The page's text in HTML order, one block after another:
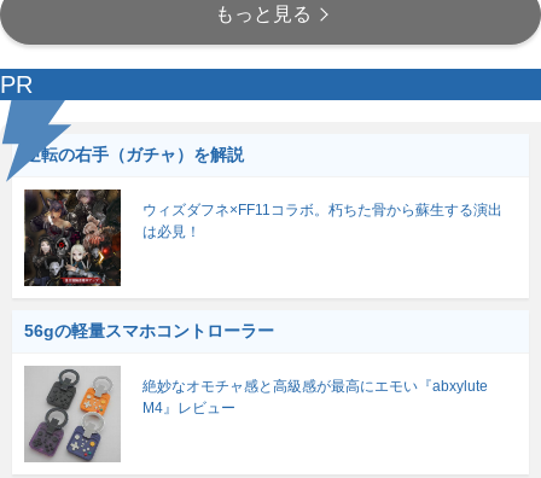
もっと見る
PR
逆転の右手（ガチャ）を解説
ウィズダフネ×FF11コラボ。朽ちた骨から蘇生する演出
は必見！
56gの軽量スマホコントローラー
絶妙なオモチャ感と高級感が最高にエモい『abxylute
M4』レビュー